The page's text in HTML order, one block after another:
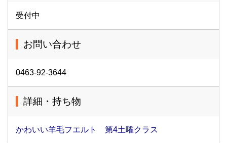
受付中
お問い合わせ
0463-92-3644
詳細・持ち物
かわいい羊毛フエルト 第4土曜クラス